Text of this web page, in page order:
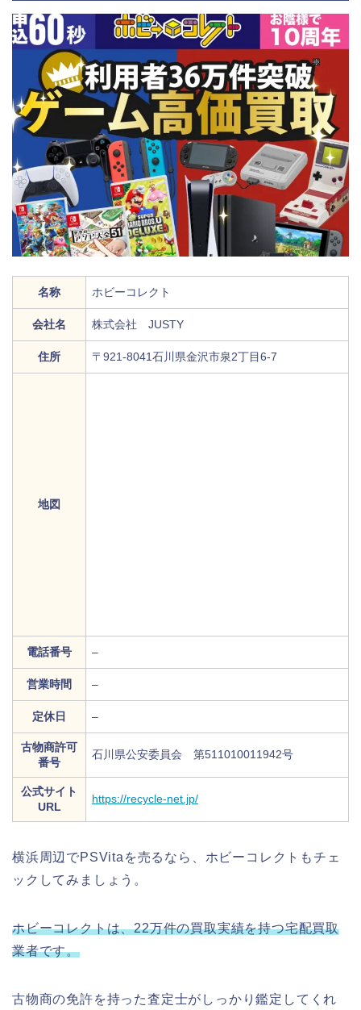
名称 ホビーコレクト
会社名 株式会社 JUSTY
住所 〒921-8041石川県金沢市泉2丁目6-7
地図
電話番号 –
営業時間 –
定休日 –
古物商許可
番号
石川県公安委員会 第511010011942号
公式サイト
URL
https://recycle-net.jp/
横浜周辺でPSVitaを売るなら、ホビーコレクトもチェ
ックしてみましょう。
ホビーコレクトは、22万件の買取実績を持つ宅配買取
業者です。
古物商の免許を持った査定士がしっかり鑑定してくれ